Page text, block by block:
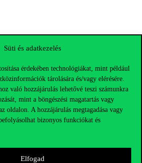
Süti és adatkezelés
érdekében technológiákat, mint például
tárolására és/vagy elérésére.
való hozzájárulás lehetővé teszi számunkra
mint a böngészési magatartás vagy
oldalon. A hozzájárulás megtagadása vagy
bizonyos funkciókat és
Elfogad